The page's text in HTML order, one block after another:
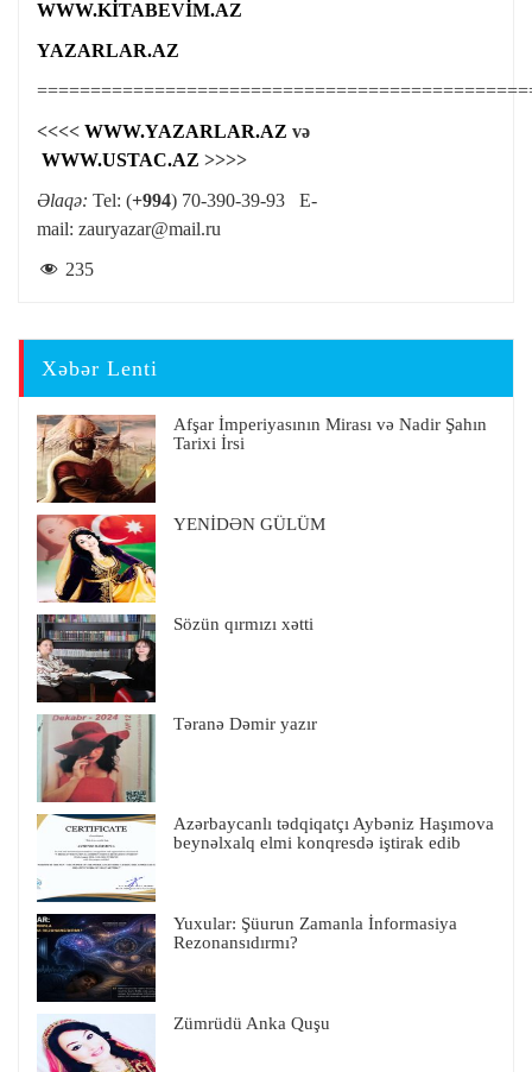
WWW.KİTABEVİM.AZ
YAZARLAR.AZ
<<<< WWW.YAZARLAR.AZ və
WWW.USTAC.AZ >>>>
Əlaqə: Tel: (+994) 70-390-39-93 E-
mail: zauryazar@mail.ru
235
Xəbər Lenti
Afşar İmperiyasının Mirası və Nadir Şahın
Tarixi İrsi
YENİDƏN GÜLÜM
Sözün qırmızı xətti
Təranə Dəmir yazır
Azərbaycanlı tədqiqatçı Aybəniz Haşımova
beynəlxalq elmi konqresdə iştirak edib
Yuxular: Şüurun Zamanla İnformasiya
Rezonansıdırmı?
Zümrüdü Anka Quşu